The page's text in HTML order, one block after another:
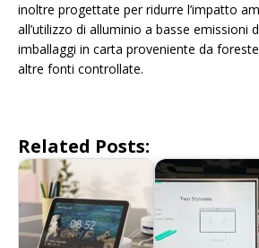
inoltre progettate per ridurre l’impatto
all’utilizzo di alluminio a basse emissioni
imballaggi in carta proveniente da
altre fonti controllate.
Related Posts: